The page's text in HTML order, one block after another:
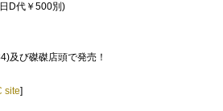
D代￥500別)
及び磔磔店頭で発売！
site]